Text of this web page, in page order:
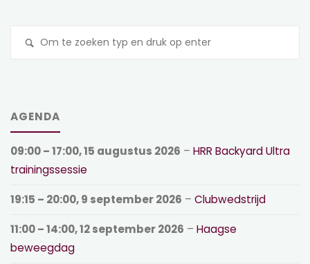
AGENDA
09:00– 17:00,15 augustus 2026 –HRR Backyard Ultra
trainingssessie
19:15 – 20:00,9 september 2026 –Clubwedstrijd
11:00– 14:00,12 september 2026 –Haagse
beweegdag